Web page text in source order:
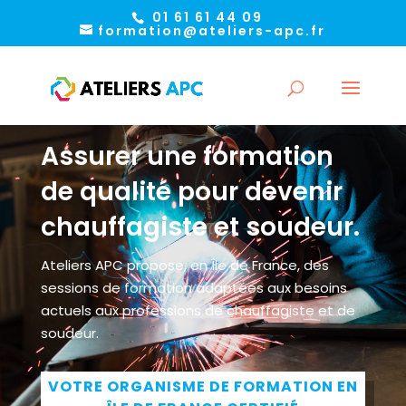
01 61 61 44 09
formation@ateliers-apc.fr
Assurer une formation
de qualité pour devenir
chauffagiste et soudeur.
Ateliers APC propose, en Île de France, des
sessions de formation adaptées aux besoins
actuels aux professions de chauffagiste et de
soudeur.
VOTRE ORGANISME DE FORMATION EN